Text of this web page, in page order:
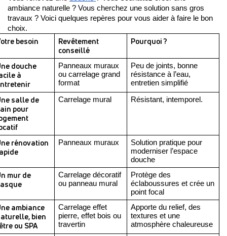
ambiance naturelle ? Vous cherchez une solution sans gros
travaux ? Voici quelques repères pour vous aider à faire le bon
choix.
besoin
Revêtement
conseillé
Pourquoi ?
douche
à
Panneaux muraux
ou carrelage grand
format
Peu de joints, bonne
résistance à l’eau,
entretien simplifié
salle de
pour
Carrelage mural Résistant, intemporel.
rénovation
Panneaux muraux
Solution pratique pour
moderniser l’espace
douche
mur de
Carrelage décoratif
ou panneau mural
Protège des
éclaboussures et crée un
point focal
ambiance
bien
ou SPA
Carrelage effet
pierre, effet bois ou
travertin
Apporte du relief, des
textures et une
atmosphère chaleureuse